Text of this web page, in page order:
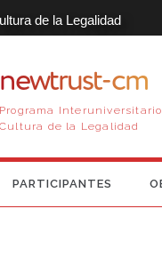
de la Legalidad
newtrust-cm
Programa
Cultura de la Legalidad
PARTICIPANTES